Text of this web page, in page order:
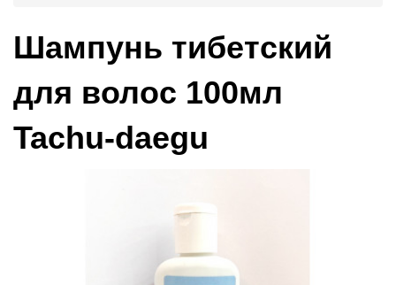
Шампунь тибетский
для волос 100мл
Tachu-daegu